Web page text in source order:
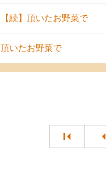
【続】頂いたお野菜で
頂いたお野菜で